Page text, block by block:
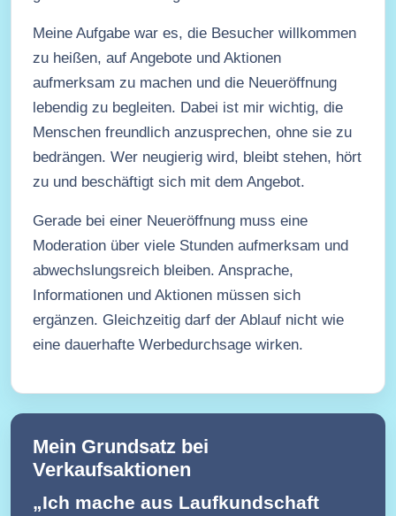
Meine Aufgabe war es, die Besucher willkommen
zu heißen, auf Angebote und Aktionen
aufmerksam zu machen und die Neueröffnung
lebendig zu begleiten. Dabei ist mir wichtig, die
Menschen freundlich anzusprechen, ohne sie zu
bedrängen. Wer neugierig wird, bleibt stehen, hört
zu und beschäftigt sich mit dem Angebot.
Gerade bei einer Neueröffnung muss eine
Moderation über viele Stunden aufmerksam und
abwechslungsreich bleiben. Ansprache,
Informationen und Aktionen müssen sich
ergänzen. Gleichzeitig darf der Ablauf nicht wie
eine dauerhafte Werbedurchsage wirken.
Mein Grundsatz bei
Verkaufsaktionen
„Ich mache aus Laufkundschaft